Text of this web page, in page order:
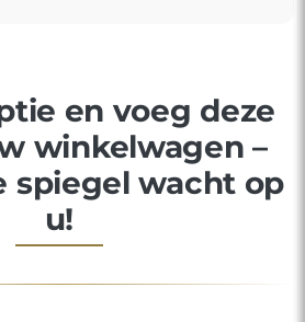
en voeg deze
winkelwagen –
spiegel wacht op
u!